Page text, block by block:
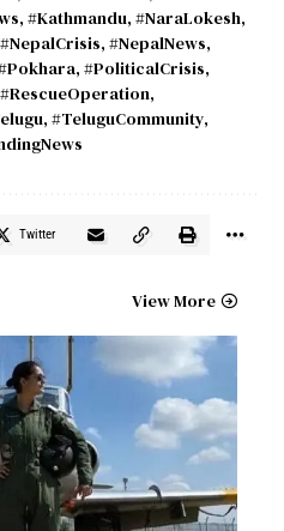
, #Kathmandu, #NaraLokesh,
#NepalCrisis, #NepalNews,
, #PoliticalCrisis,
#RescueOperation,
, #TeluguCommunity,
Twitter
View More